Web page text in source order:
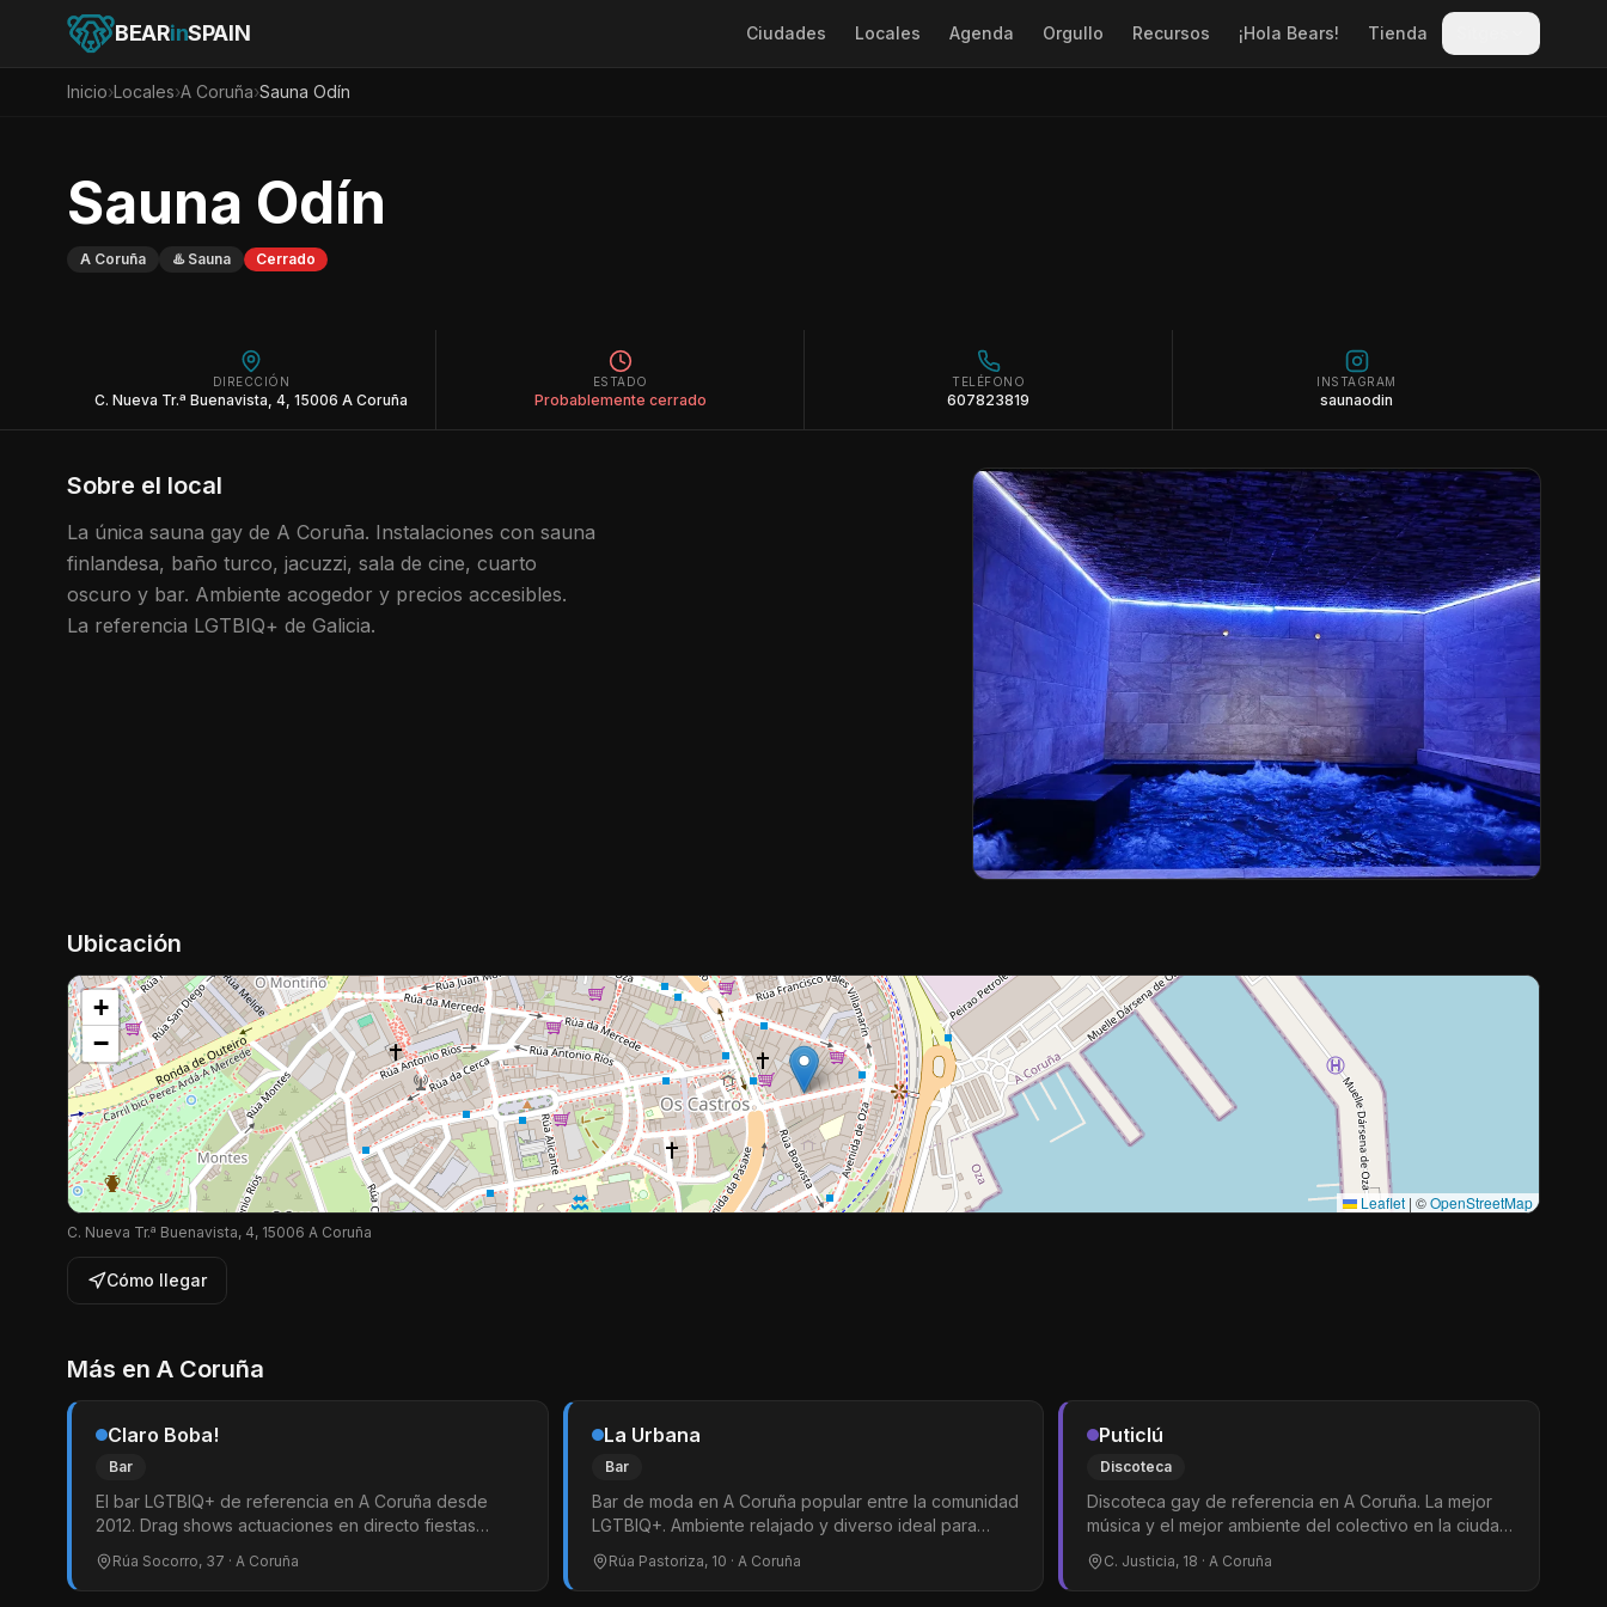
BEARinSPAIN Ciudades Locales Agenda Orgullo Recursos ¡Hola Bears! Tienda
Inicio›Locales›A Coruña›Sauna Odín
Sauna Odín
A Coruña ♨️ Sauna Cerrado
DIRECCIÓN
C. Nueva Tr.ª Buenavista, 4, 15006 A Coruña
ESTADO
Probablemente cerrado
TELÉFONO
607823819
INSTAGRAM
saunaodin
Sobre el local
La única sauna gay de A Coruña. Instalaciones con sauna
finlandesa, baño turco, jacuzzi, sala de cine, cuarto
oscuro y bar. Ambiente acogedor y precios accesibles.
La referencia LGTBIQ+ de Galicia.
Ubicación
+
−
Leaflet | ©OpenStreetMap
C. Nueva Tr.ª Buenavista, 4, 15006 A Coruña
Cómo llegar
Más en A Coruña
Claro Boba!
Bar
El bar LGTBIQ+ de referencia en A Coruña desde
2012. Drag shows actuaciones en directo fiestas
temáticas y música de todos los estilos. Entrada libre y
ropero gratuito. Ambiente abierto a todo el público en
la zona de Orzán. Más de 14 años siendo el corazón
Rúa Socorro, 37 · A Coruña
La Urbana
Bar
Bar de moda en A Coruña popular entre la comunidad
LGTBIQ+. Ambiente relajado y diverso ideal para
tomar algo con calma y conocer gente. Uno de los
locales de referencia gay-friendly de la ciudad
situado en el centro.
Rúa Pastoriza, 10 · A Coruña
Puticlú
Discoteca
Discoteca gay de referencia en A Coruña. La mejor
música y el mejor ambiente del colectivo en la ciudad.
Pista de baile que se pone especialmente animada a
partir de las 2:30. Abierta todos los días.
C. Justicia, 18 · A Coruña